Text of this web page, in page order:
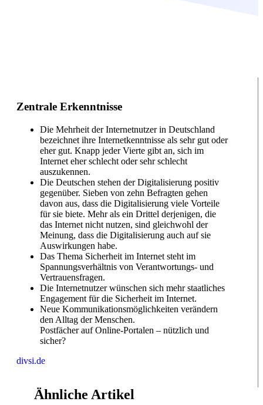
Zentrale Erkenntnisse
Die Mehrheit der Internetnutzer in Deutschland
bezeichnet ihre Internetkenntnisse als sehr gut oder
eher gut. Knapp jeder Vierte gibt an, sich im
Internet eher schlecht oder sehr schlecht
auszukennen.
Die Deutschen stehen der Digitalisierung positiv
gegenüber. Sieben von zehn Befragten gehen
davon aus, dass die Digitalisierung viele Vorteile
für sie biete. Mehr als ein Drittel derjenigen, die
das Internet nicht nutzen, sind gleichwohl der
Meinung, dass die Digitalisierung auch auf sie
Auswirkungen habe.
Das Thema Sicherheit im Internet steht im
Spannungsverhältnis von Verantwortungs- und
Vertrauensfragen.
Die Internetnutzer wünschen sich mehr staatliches
Engagement für die Sicherheit im Internet.
Neue Kommunikationsmöglichkeiten verändern
den Alltag der Menschen.
Postfächer auf Online-Portalen – nützlich und
sicher?
divsi.de
Ähnliche Artikel